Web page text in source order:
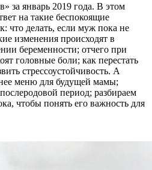
за январь 2019 года. В этом
на такие беспокоящие
что делать, если муж пока не
изменения происходят в
беременности; отчего при
головные боли; как перестать
стрессоустойчивость. А
меню для будущей мамы;
период; разбираем
чтобы понять его важность для